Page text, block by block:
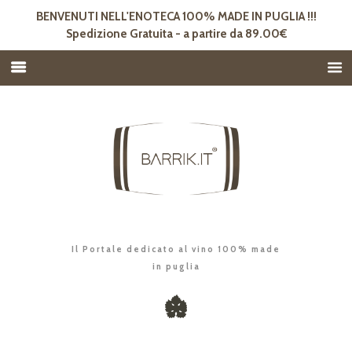
BENVENUTI NELL'ENOTECA 100% MADE IN PUGLIA !!!
Spedizione Gratuita - a partire da 89.00€
Il Portale dedicato al vino 100% made
in puglia